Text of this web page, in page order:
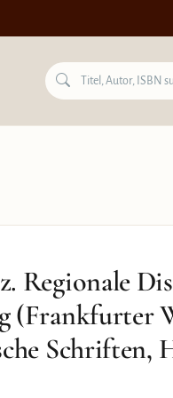
Regionale
(Frankfurter
Schriften,